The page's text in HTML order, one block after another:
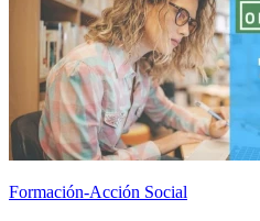
Formación-Acción Social